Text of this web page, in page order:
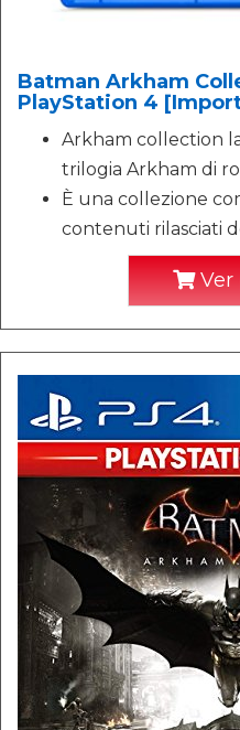
Batman Arkham
PlayStation 4
Arkham collection
trilogia Arkham di
È una collezione
contenuti rilasciati
Ver